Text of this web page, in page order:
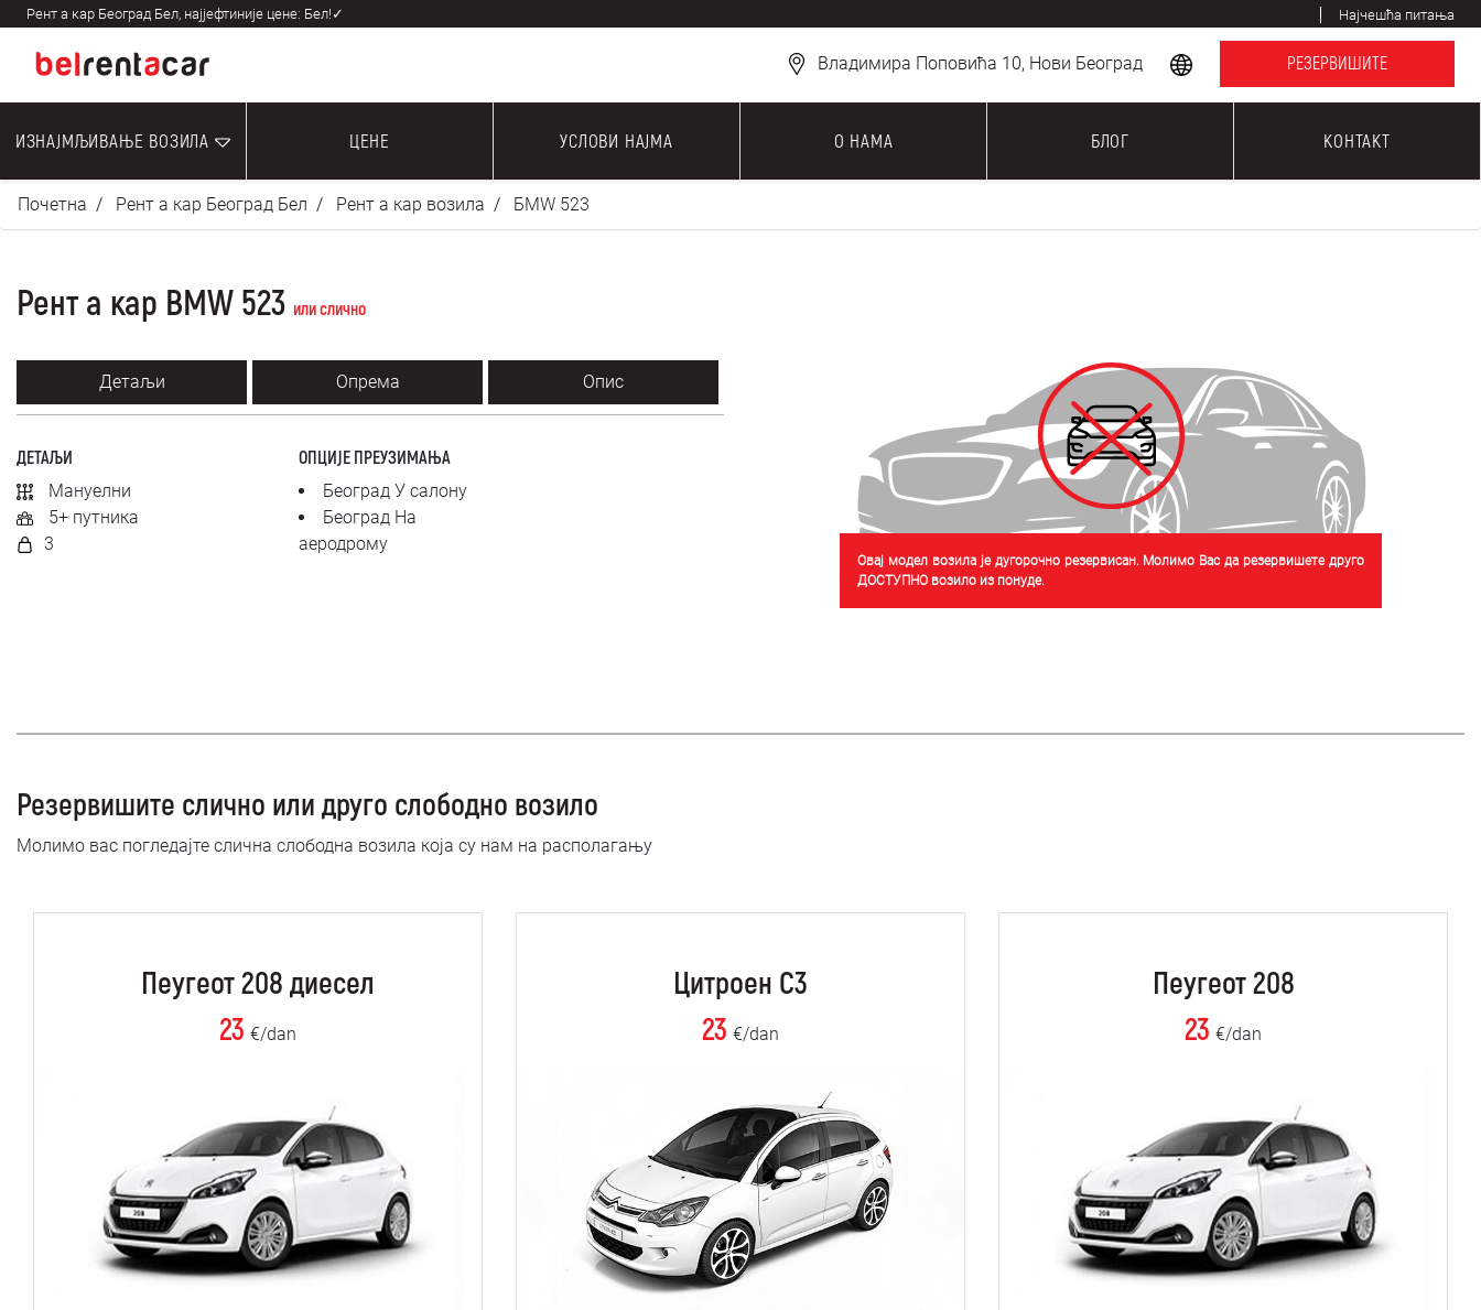
Рент а кар Београд Бел, најјефтиније цене: Бел!✓ Најчешћа питања
Владимира Поповића 10, Нови Београд РЕЗЕРВИШИТЕ
ИЗНАЈМЉИВАЊЕ ВОЗИЛА ЦЕНЕ УСЛОВИ НАЈМА О НАМА БЛОГ КОНТАКТ
Почетна Рент а кар Београд Бел Рент а кар возила БМW 523
Рент а кар BMW 523 или слично
Детаљи Опрема Опис
ДЕТАЉИ
Мануелни
5+ путника
3
ОПЦИЈЕ ПРЕУЗИМАЊА
Београд У салону
Београд На
аеродрому
Овај модел возила је дугорочно резервисан. Молимо Вас да резервишете друго
ДОСТУПНО возило из понуде.
Резервишите слично или друго слободно возило
Молимо вас погледајте слична слободна возила која су нам на располагању
Пеугеот 208 диесел
23 €/dan
Цитроен C3
23 €/dan
Пеугеот 208
23 €/dan